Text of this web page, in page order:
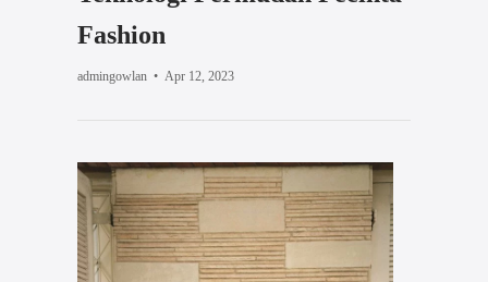
Fashion
admingowlan• Apr 12, 2023